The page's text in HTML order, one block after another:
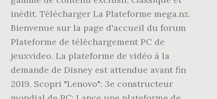
inédit. Télécharger La Plateforme mega.nz.
Bienvenue sur la page d'accueil du forum
Plateforme de téléchargement PC de
jeuxvideo. La plateforme de vidéo à la
demande de Disney est attendue avant fin
2019. Scopri "Lenovo": 3e constructeur